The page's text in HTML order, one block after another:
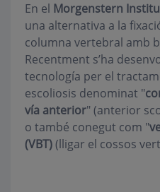
En el Morgenstern
una alternativa a la
columna vertebral amb
Recentment s’ha
tecnología per el
escoliosis denominat "
vía anterior" (anterior
o també conegut com "
(VBT)(lligar el cossos